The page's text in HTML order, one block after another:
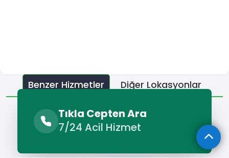
Tıkla Cepten Ara
7/24 Acil Hizmet
Benzer Hizmetler Diğer Lokasyonlar
Benzer Hizmetler